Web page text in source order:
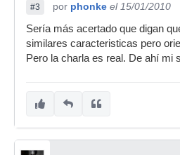
#3 por phonke el 15/01/2010
Sería más acertado que digan
similares caracteristicas pero
Pero la charla es real. De ahí mi